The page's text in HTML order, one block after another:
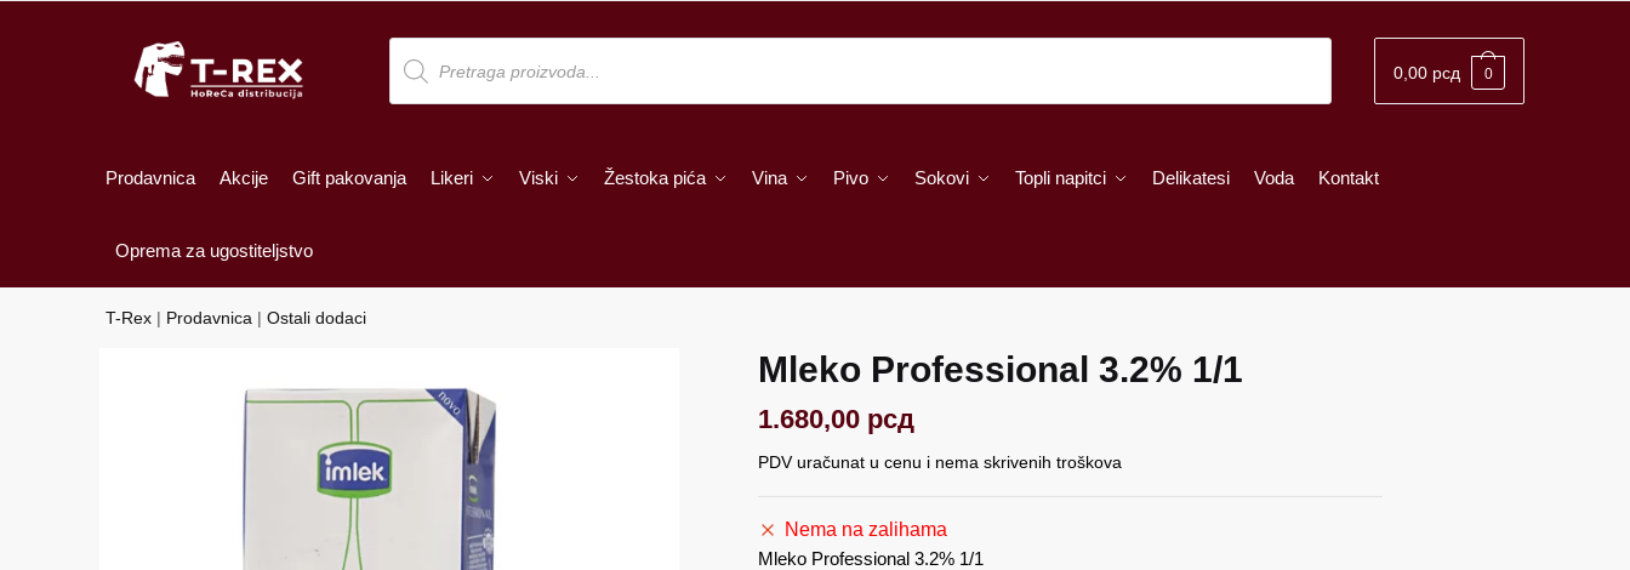
Products
search
0,00 рсд 0
Prodavnica Akcije Gift pakovanja Likeri Viski Žestoka pića Vina Pivo Sokovi Topli napitci Delikatesi Voda Kontakt
Oprema za ugostiteljstvo
T-Rex | Prodavnica |Ostali dodaci
Mleko Professional 3.2% 1/1
1.680,00 рсд
PDV uračunat u cenu i nema skrivenih troškova
Nema na zalihama
Mleko Professional 3.2% 1/1